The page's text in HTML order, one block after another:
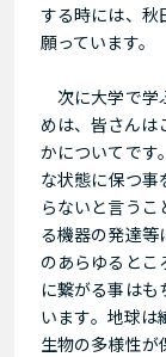
する時には、秋
願っています。
次に大学で学
めは、皆さんは
かについてです
な状態に保つ事
らないと言う
る機器の発達等
のあらゆるとこ
に繋がる事はも
います。地球は
生物の多様性が